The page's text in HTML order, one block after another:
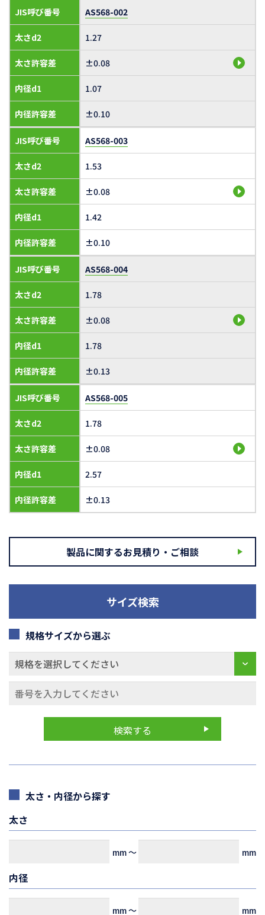
JIS呼び番号
太さd2
太さ許容差
内径d1
内径許容差
AS568-002
1.27
±0.08
1.07
±0.10
JIS呼び番号
太さd2
太さ許容差
内径d1
内径許容差
AS568-003
1.53
±0.08
1.42
±0.10
JIS呼び番号
太さd2
太さ許容差
内径d1
内径許容差
AS568-004
1.78
±0.08
1.78
±0.13
JIS呼び番号
太さd2
太さ許容差
内径d1
内径許容差
AS568-005
1.78
±0.08
2.57
±0.13
製品に関するお見積り・ご相談
サイズ検索
規格サイズから選ぶ
太さ・内径から探す
太さ
mm～ mm
内径
mm～ mm